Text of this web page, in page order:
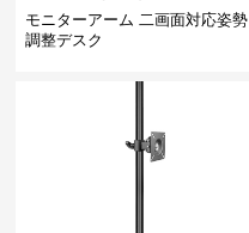
モニターアーム 二画面対応姿勢
調整デスク